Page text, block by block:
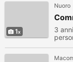
1
Nuoro
3